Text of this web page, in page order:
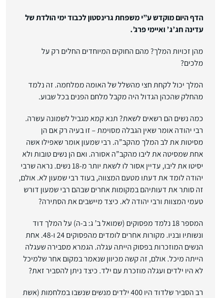
הדף היום מוקדש ע”י משפחת גרינסטון לכבוד ימי הולדת של
עדינה חג’ג’ ואיימי פרג’.
מהן זכויות המלך? מהם החוקים המיוחדים החלים רק על
מלכים?
המלך יכול לקחת חצי מהשלל של האומה ממלחמה. זה נלמד
מהחלק שהכהן הגדול היה מקבל מלחם הפנים בכל שבוע.
כמה נשים הם רשאים לשאת? תנא קמא מגביל לשמונה עשרה.
רבי יהודה אומר שאין הגבלה מסוימת – זו בעיה רק אם הן
מסיטות את לב המלך מהקב”ה. רבי שמעון אומר שאפילו אשה
אחת שמסיטה את ליבו מהקב”ה אסורה. ואם הן נשים טובות ולא
יסיטו את ליבו, עדיין אסור לו לשאת יותר מ-18 נשים. נראה שרבי
יהודה לומד את דעתו מטעם המצווה, בעוד רבי שמעון לא. אולם,
זה סותר את דעותיהם במקומות אחרים שבהם רבי שמעון דורש
טעמי המצוות ורבי יהודה לא. כיצד מיישבים את הסתירה?
המספר 18 נלמד מפסוקים (שמואל ב’ ג: ב-ה) על המלך דוד
ונשותיו ובניו. מקורות אחרים לומדים מהפסוקים 24 ו-48. אחת
הנשים המוזכרות בפסוק הייתה עגלה. הגמרא מסבירה שעגלה
הייתה מיכל. אולם, זה קשה מכיוון שנאמר במקום אחר שלמיכל
לא היו ילדים ועגלה מוזכרת עם ילד. כיצד ניתן להסביר זאת?
רב הסביר שלדוד היו 400 ילדים מנשים שנשבו במלחמות (אשת